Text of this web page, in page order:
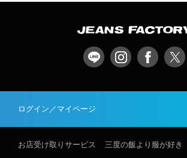
ログイン／マイページ
お店受け取りサービス 三度の飯より服が好き